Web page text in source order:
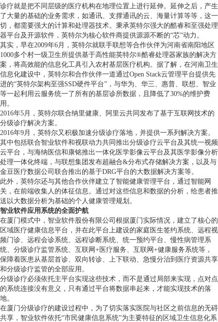
诊疗就是把不同层级的医疗机构在地理位置上进行延伸。延伸之后，产生
了大量的基础的业务需求，如通讯、支撑通讯的云、海量计算等等，这一
切，都需要强大的计算和处理器技术。秉承英特尔强大的酷睿和至强处理
器平台及开源软件，英特尔为核心软件商提供源源不断的“芯”动力。
其实，早在2009年6月，英特尔就联手联想等合作伙伴为河南省南阳地区
1000多个村一级卫生所提供基于高性能英特尔®酷睿处理器家族的解决方
案，将高效能的信息化工具引入农村基层医疗机构。据了解，在河南卫生
信息化建设中，英特尔和合作伙伴一道通过Open Stack云管理平台提供先
进的“英特尔架构至强SSD硬件平台”，与华为、华三、惠普、联想、智业
等一起利用云服务统一了所有的基层诊所数据，且降低了30%的维护费
用。
2016年5月，英特尔联合纳里健康、阿里云共同发布了基于互联网技术的
分级诊疗解决方案。
2016年9月，英特尔又积极加速分级诊疗落地，并提供一系列解决方案。
其中包括联合智业软件和视联动力共同推出分级诊疗云平台及其统一视频
云平台，与海纳医信和康铭推出一体化医学影像云平台及其医学影像分析
处理一体化终端，与联想集团发布超融合&分布式存储解决方案，以及与
金豆医疗数据公司联合推出的基于DRG平台的大数据解决方案等。
此外，英特尔还与其他合作伙伴建立了智能健康管理平台，通过智能网
关，在前端收集人的体征信息。通过对这些信息和数据的分析，给患者推
送以大数据分析为基础的个人健康管理规划。
智业软件应用系统的全面护航
在厦门模式中，智业软件股份有限公司根据厦门实际情况，建立了核心的
区域医疗健康信息平台，并在此平台上建设的家庭医生签约系统、远程视
频门诊、远程会诊系统、远程诊断系统、统一预约平台、慢性病管理系
统、分级诊疗监管系统、互联网+医疗服务、互联网+健康服务系统等，
保障着医患从基层首诊、双向转诊、上下联动、急慢分治到医疗资源共享
和分级诊疗监管的全部应用。
分级诊疗必须依托主平台实现这些技术，而不是通过局部来实现，点对点
的系统连接没有意义，只有通过平台将数据串起来，才能实现技术的落
地。
在厦门分级诊疗的建设过程中，为了切实落实医院与社区之前信息的无碍
共享，智业软件依托“市民健康信息系统”为主要特征的区域卫生信息化系